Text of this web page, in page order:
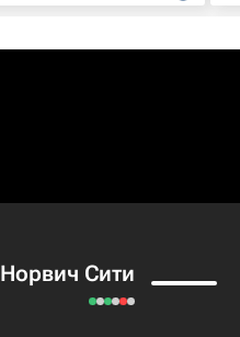
Норвич Сити